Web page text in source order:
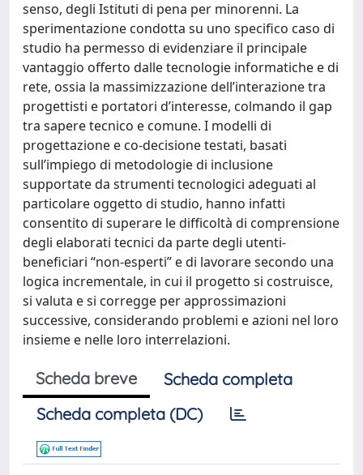
senso, degli Istituti di pena per minorenni. La
sperimentazione condotta su uno specifico caso di
studio ha permesso di evidenziare il principale
vantaggio offerto dalle tecnologie informatiche e di
rete, ossia la massimizzazione dell’interazione tra
progettisti e portatori d’interesse, colmando il gap
tra sapere tecnico e comune. I modelli di
progettazione e co-decisione testati, basati
sull’impiego di metodologie di inclusione
supportate da strumenti tecnologici adeguati al
particolare oggetto di studio, hanno infatti
consentito di superare le difficoltà di comprensione
degli elaborati tecnici da parte degli utenti-
beneficiari “non-esperti” e di lavorare secondo una
logica incrementale, in cui il progetto si costruisce,
si valuta e si corregge per approssimazioni
successive, considerando problemi e azioni nel loro
insieme e nelle loro interrelazioni.
Scheda breve
Scheda completa
Scheda completa (DC)